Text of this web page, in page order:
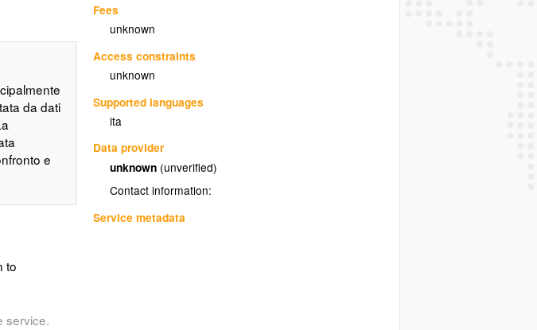
Fees
unknown
Access constraints
unknown
Supported languages
ita
Data provider
unknown (unverified)
Contact information:
Service metadata
da dati
e
to
service.